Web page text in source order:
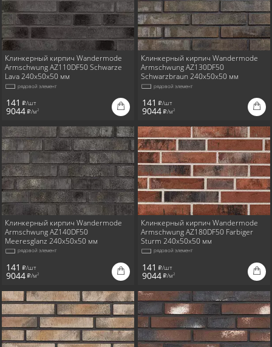
Клинкерный кирпич Wandermode
Armschwung AZ110DF50 Schwarze
Lava 240x50x50 мм
рядовой элемент
141 i/шт
9044 i/м2
Клинкерный кирпич Wandermode
Armschwung AZ130DF50
Schwarzbraun 240x50x50 мм
рядовой элемент
141 i/шт
9044 i/м2
Клинкерный кирпич Wandermode
Armschwung AZ140DF50
Meeresglanz 240x50x50 мм
рядовой элемент
141 i/шт
9044 i/м2
Клинкерный кирпич Wandermode
Armschwung AZ180DF50 Farbiger
Sturm 240x50x50 мм
рядовой элемент
141 i/шт
9044 i/м2